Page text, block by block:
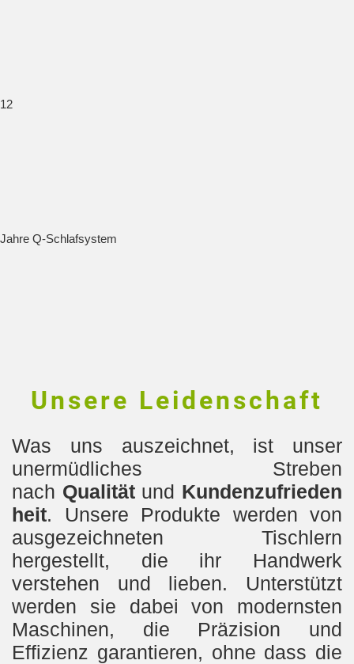
12
Jahre Q-Schlafsystem
Unsere Leidenschaft
Was uns auszeichnet, ist unser
unermüdliches Streben
nach Qualitätund Kundenzufrieden
heit. Unsere Produkte werden von
ausgezeichneten Tischlern
hergestellt, die ihr Handwerk
verstehen und lieben. Unterstützt
werden sie dabei von modernsten
Maschinen, die Präzision und
Effizienz garantieren, ohne dass die